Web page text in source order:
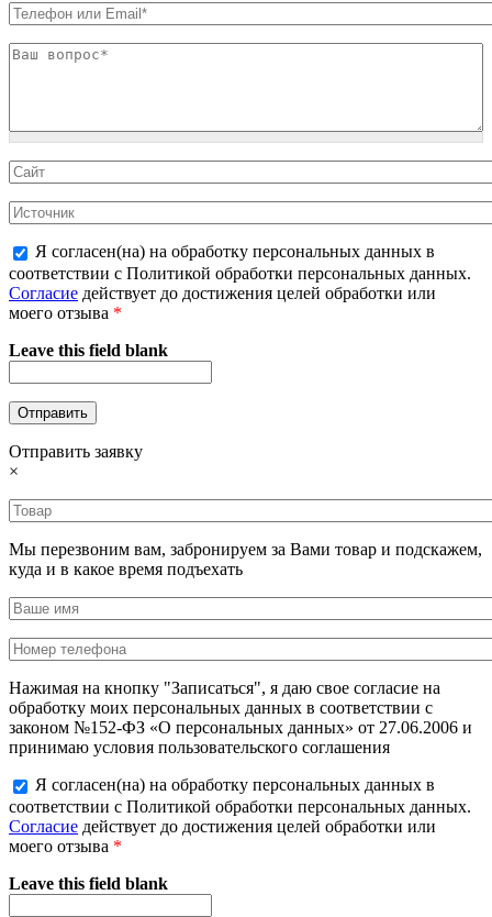
Я согласен(на) на обработку персональных данных в
соответствии с Политикой обработки персональных данных.
Согласие действует до достижения целей обработки или
моего отзыва *
Leave this field blank
Отправить заявку
×
Мы перезвоним вам, забронируем за Вами товар и подскажем,
куда и в какое время подъехать
Нажимая на кнопку "Записаться", я даю свое согласие на
обработку моих персональных данных в соответствии с
законом №152-ФЗ «О персональных данных» от 27.06.2006 и
принимаю условия пользовательского соглашения
Я согласен(на) на обработку персональных данных в
соответствии с Политикой обработки персональных данных.
Согласие действует до достижения целей обработки или
моего отзыва *
Leave this field blank